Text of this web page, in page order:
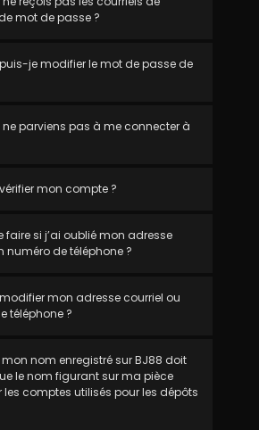
mot de passe ?
je modifier le mot de passe de
ne parviens pas à me connecter à
mon compte ?
faire si j’ai oublié mon adresse
numéro de téléphone ?
mon adresse courriel ou
téléphone ?
nom enregistré sur BJ88 doit
le nom figurant sur ma pièce
les comptes utilisés pour les dépôts